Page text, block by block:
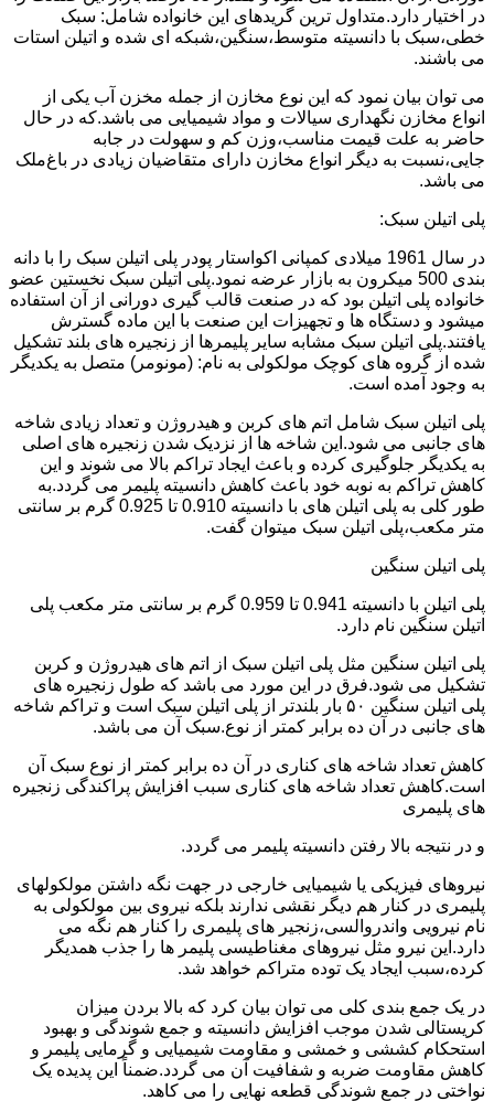
در اختیار دارد.متداول ترین گریدهای این خانواده شامل: سبک
خطی،سبک با دانسیته متوسط،سنگین،شبکه ای شده و اتیلن استات
می باشند.
می توان بیان نمود که این نوع مخازن از جمله مخزن آب یکی از
انواع مخازن نگهداری سیالات و مواد شیمیایی می باشد.که در حال
حاضر به علت قیمت مناسب،وزن کم و سهولت در جابه
جایی،نسبت به دیگر انواع مخازن دارای متقاضیان زیادی در باغ‌ملک
می باشد.
پلی اتیلن سبک:
در سال 1961 میلادی کمپانی اکواستار پودر پلی اتیلن سبک را با دانه
بندی 500 میکرون به بازار عرضه نمود.پلی اتیلن سبک نخستین عضو
خانواده پلی اتیلن بود که در صنعت قالب گیری دورانی از آن استفاده
میشود و دستگاه ها و تجهیزات این صنعت با این ماده گسترش
یافتند.پلی اتیلن سبک مشابه سایر پلیمرها از زنجیره های بلند تشکیل
شده از گروه های کوچک مولکولی به نام: (مونومر) متصل به یکدیگر
به وجود آمده است.
پلی اتیلن سبک شامل اتم های کربن و هیدروژن و تعداد زیادی شاخه
های جانبی می شود.این شاخه ها از نزدیک شدن زنجیره های اصلی
به یکدیگر جلوگیری کرده و باعث ایجاد تراکم بالا می شوند و این
کاهش تراکم به نوبه خود باعث کاهش دانسیته پلیمر می گردد.به
طور کلی به پلی اتیلن های با دانسیته 0.910 تا 0.925 گرم بر سانتی
متر مکعب،پلی اتیلن سبک میتوان گفت.
پلی اتیلن سنگین
پلی اتیلن با دانسیته 0.941 تا 0.959 گرم بر سانتی متر مکعب پلی
اتیلن سنگین نام دارد.
پلی اتیلن سنگین مثل پلی اتیلن سبک از اتم های هیدروژن و کربن
تشکیل می شود.فرق در این مورد می باشد که طول زنجیره های
پلی اتیلن سنگین ۵۰ بار بلندتر از پلی اتیلن سبک است و تراکم شاخه
های جانبی در آن ده برابر کمتر از نوع.سبک آن می باشد.
کاهش تعداد شاخه های کناری در آن ده برابر کمتر از نوع سبک آن
است.کاهش تعداد شاخه های کناری سبب افزایش پراکندگی زنجیره
های پلیمری
و در نتیجه بالا رفتن دانسیته پلیمر می گردد.
نیروهای فیزیکی یا شیمیایی خارجی در جهت نگه داشتن مولکولهای
پلیمری در کنار هم دیگر نقشی ندارند بلکه نیروی بین مولکولی به
نام نیرویی واندروالسی،زنجیر های پلیمری را کنار هم نگه می
دارد.این نیرو مثل نیروهای مغناطیسی پلیمر ها را جذب همدیگر
کرده،سبب ایجاد یک توده متراکم خواهد شد.
در یک جمع بندی کلی می توان بیان کرد که بالا بردن میزان
کریستالی شدن موجب افزایش دانسیته و جمع شوندگی و بهبود
استحکام کششی و خمشی و مقاومت شیمیایی و گرمایی پلیمر و
کاهش مقاومت ضربه و شفافیت آن می گردد.ضمناً این پدیده یک
نواختی در جمع شوندگی قطعه نهایی را می کاهد.